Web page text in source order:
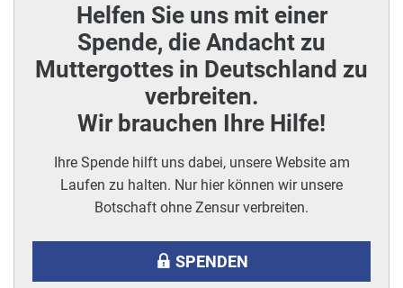
Helfen Sie uns mit einer
Spende, die Andacht zu
Muttergottes in Deutschland zu
verbreiten.
Wir brauchen Ihre Hilfe!
Ihre Spende hilft uns dabei, unsere Website am
Laufen zu halten. Nur hier können wir unsere
Botschaft ohne Zensur verbreiten.
SPENDEN